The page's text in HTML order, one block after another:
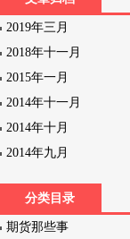
2019年三月
2018年十一月
2015年一月
2014年十一月
2014年十月
2014年九月
分类目录
期货那些事